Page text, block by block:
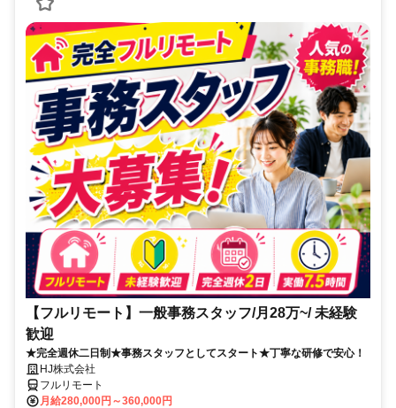
【フルリモート】一般事務スタッフ/月28万~/ 未経験
歓迎
★完全週休二日制★事務スタッフとしてスタート★丁寧な研修で安心！
HJ株式会社
フルリモート
月給280,000円～360,000円